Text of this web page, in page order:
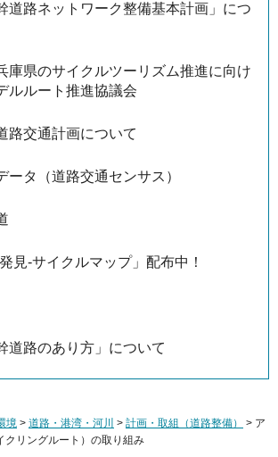
道路ネットワーク整備基本計画」につ
庫県のサイクルツーリズム推進に向け
ルルート推進協議会
路交通計画について
ータ（道路交通センサス）
見-サイクルマップ」配布中！
道路のあり方」について
境 > 道路・港湾・河川 > 計画・取組（道路整備）
> ア
クリングルート）の取り組み